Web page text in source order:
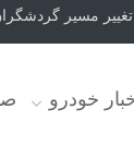
تغییر مسیر
خودرو